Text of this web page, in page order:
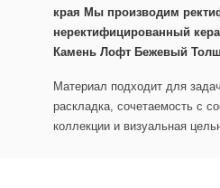
края Мы производим
неректифицированный
Камень Лофт Бежевый
Материал подходит для
раскладка, сочетаемость с
коллекции и визуальная